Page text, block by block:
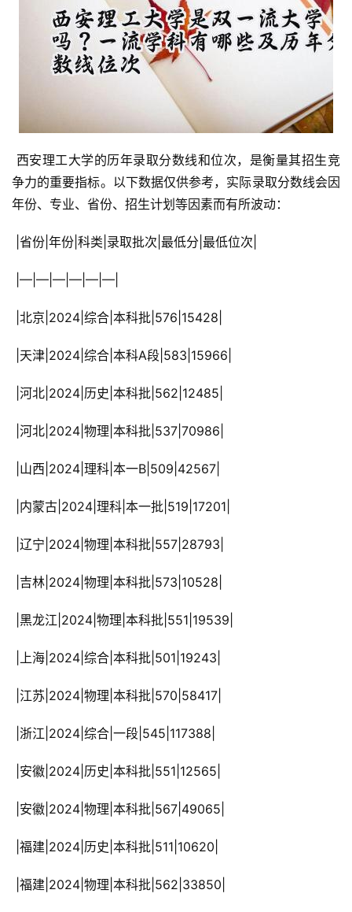
争力的重要指标。以下数据仅供参考，实际录取分数线会因
年份、专业、省份、招生计划等因素而有所波动：
|省份|年份|科类|录取批次|最低分|最低位次|
|—|—|—|—|—|—|
|北京|2024|综合|本科批|576|15428|
|天津|2024|综合|本科A段|583|15966|
|河北|2024|历史|本科批|562|12485|
|河北|2024|物理|本科批|537|70986|
|山西|2024|理科|本一B|509|42567|
|内蒙古|2024|理科|本一批|519|17201|
|辽宁|2024|物理|本科批|557|28793|
|吉林|2024|物理|本科批|573|10528|
|黑龙江|2024|物理|本科批|551|19539|
|上海|2024|综合|本科批|501|19243|
|江苏|2024|物理|本科批|570|58417|
|浙江|2024|综合|一段|545|117388|
|安徽|2024|历史|本科批|551|12565|
|安徽|2024|物理|本科批|567|49065|
|福建|2024|历史|本科批|511|10620|
|福建|2024|物理|本科批|562|33850|